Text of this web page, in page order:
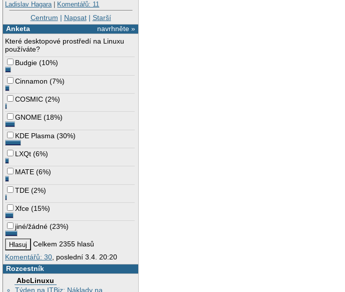
Ladislav Hagara| Komentářů: 11
Centrum | Napsat| Starší
navrhněte »
Anketa
Které desktopové prostředí na Linuxu
používáte?
Budgie (10%)
Cinnamon (7%)
COSMIC (2%)
GNOME (18%)
KDE Plasma (30%)
LXQt (6%)
MATE (6%)
TDE (2%)
Xfce (15%)
jiné/žádné (23%)
Celkem 2355 hlasů
Komentářů: 30 , poslední 3.4. 20:20
Rozcestník
AbcLinuxu
Týden na ITBiz: Náklady na